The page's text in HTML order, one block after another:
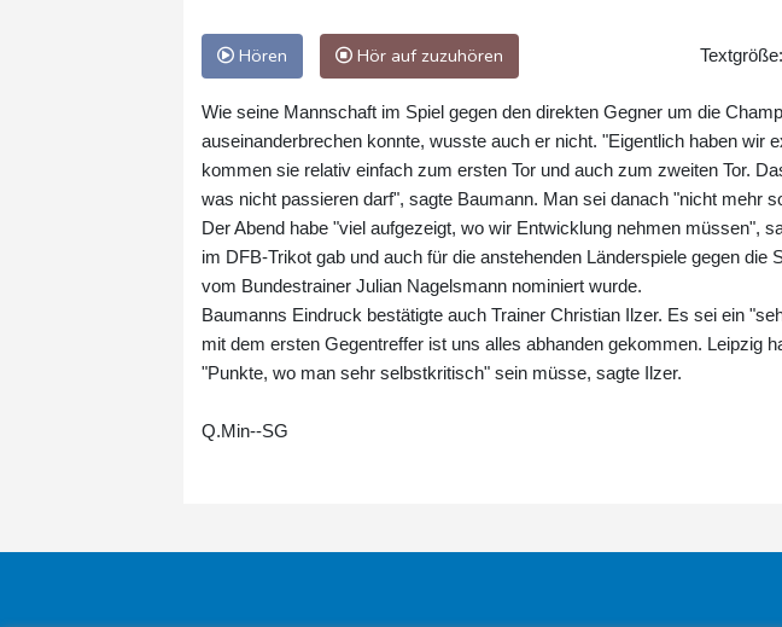
Hören Hör auf zuzuhören Textgröße:
Wie seine Mannschaft im Spiel gegen den direkten Gegner um die
auseinanderbrechen konnte, wusste auch er nicht. "Eigentlich haben wir
kommen sie relativ einfach zum ersten Tor und auch zum zweiten Tor.
was nicht passieren darf", sagte Baumann. Man sei danach "nicht mehr
Der Abend habe "viel aufgezeigt, wo wir Entwicklung nehmen müssen",
im DFB-Trikot gab und auch für die anstehenden Länderspiele gegen
vom Bundestrainer Julian Nagelsmann nominiert wurde.
Baumanns Eindruck bestätigte auch Trainer Christian Ilzer. Es sei ein
mit dem ersten Gegentreffer ist uns alles abhanden gekommen. Leipzig
"Punkte, wo man sehr selbstkritisch" sein müsse, sagte Ilzer.
Q.Min--SG